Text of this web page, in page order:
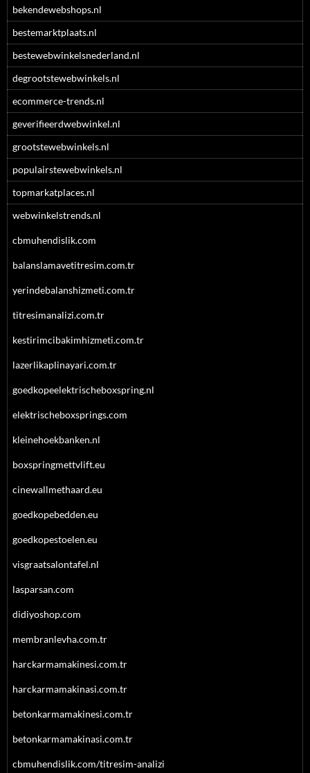
bekendewebshops.nl
bestemarktplaats.nl
bestewebwinkelsnederland.nl
degrootstewebwinkels.nl
ecommerce-trends.nl
geverifieerdwebwinkel.nl
grootstewebwinkels.nl
populairstewebwinkels.nl
topmarkatplaces.nl
webwinkelstrends.nl
cbmuhendislik.com
balanslamavetitresim.com.tr
yerindebalanshizmeti.com.tr
titresimanalizi.com.tr
kestirimcibakimhizmeti.com.tr
lazerlikaplinayari.com.tr
goedkopeelektrischeboxspring.nl
elektrischeboxsprings.com
kleinehoekbanken.nl
boxspringmettvlift.eu
cinewallmethaard.eu
goedkopebedden.eu
goedkopestoelen.eu
visgraatsalontafel.nl
lasparsan.com
didiyoshop.com
membranlevha.com.tr
harckarmamakinesi.com.tr
harckarmamakinasi.com.tr
betonkarmamakinesi.com.tr
betonkarmamakinasi.com.tr
cbmuhendislik.com/titresim-analizi